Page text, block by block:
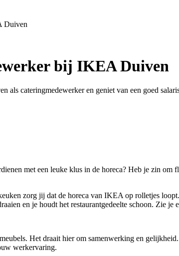
Duiven
bij IKEA Duiven
als cateringmedewerker en geniet van een goed
met een leuke klus in de horeca? Heb je zin
zorg jij dat de horeca van IKEA op rolletjes
en je houdt het restaurantgedeelte schoon. Zie
Het draait hier om samenwerking en
werkervaring.